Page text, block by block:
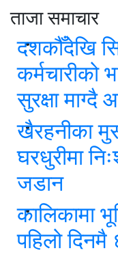
ताजा समाचार
दशकौँदेखि
कर्मचारीको
सुरक्षा माग्दै
खैरहनीका
घरधुरीमा
जडान
कालिकामा
पहिलो दिनमै